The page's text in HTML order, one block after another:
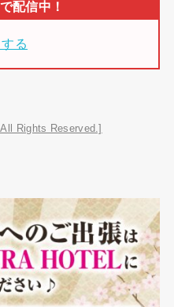
る
Rights Reserved.]